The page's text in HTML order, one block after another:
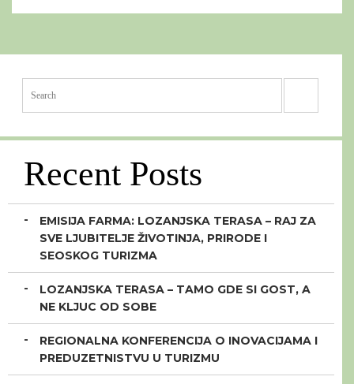
Recent Posts
EMISIJA FARMA: LOZANJSKA TERASA – RAJ ZA
SVE LJUBITELJE ŽIVOTINJA, PRIRODE I
SEOSKOG TURIZMA
LOZANJSKA TERASA – TAMO GDE SI GOST, A
NE KLJUC OD SOBE
REGIONALNA KONFERENCIJA O INOVACIJAMA I
PREDUZETNISTVU U TURIZMU